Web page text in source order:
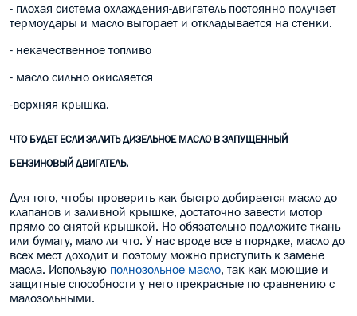
- плохая система охлаждения-двигатель постоянно получает
термоудары и масло выгорает и откладывается на стенки.
- некачественное топливо
- масло сильно окисляется
-верхняя крышка.
ЧТО БУДЕТ ЕСЛИ ЗАЛИТЬ ДИЗЕЛЬНОЕ МАСЛО В ЗАПУЩЕННЫЙ
БЕНЗИНОВЫЙ ДВИГАТЕЛЬ.
Для того, чтобы проверить как быстро добирается масло до
клапанов и заливной крышке, достаточно завести мотор
прямо со снятой крышкой. Но обязательно подложите ткань
или бумагу, мало ли что. У нас вроде все в порядке, масло до
всех мест доходит и поэтому можно приступить к замене
масла. Использую полнозольное масло , так как моющие и
защитные способности у него прекрасные по сравнению с
малозольными.